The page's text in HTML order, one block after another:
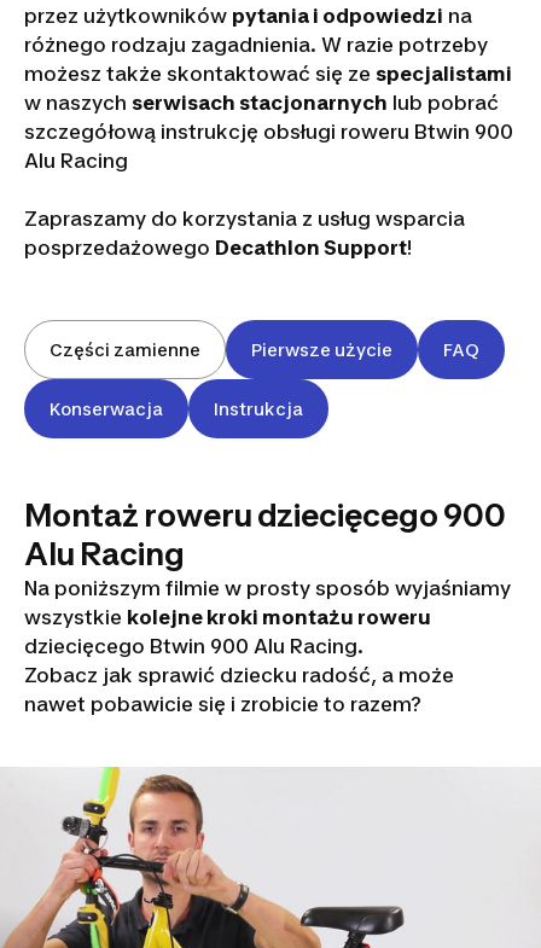
przez użytkowników pytania i odpowiedzi na
różnego rodzaju zagadnienia. W razie potrzeby
możesz także skontaktować się ze specjalistami
w naszych serwisach stacjonarnych lub pobrać
szczegółową instrukcję obsługi roweru Btwin 900
Alu Racing
Zapraszamy do korzystania z usług wsparcia
posprzedażowego Decathlon Support!
Części zamienne Pierwsze użycie FAQ
Konserwacja Instrukcja
Montaż roweru dziecięcego 900
Alu Racing
Na poniższym filmie w prosty sposób wyjaśniamy
wszystkie kolejne kroki montażu roweru
dziecięcego Btwin 900 Alu Racing.
Zobacz jak sprawić dziecku radość, a może
nawet pobawicie się i zrobicie to razem?